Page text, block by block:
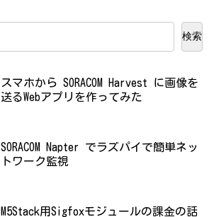
検索
スマホから SORACOM Harvest に画像を
送るWebアプリを作ってみた
SORACOM Napter でラズパイで簡単ネッ
トワーク監視
M5Stack用Sigfoxモジュールの課金の話